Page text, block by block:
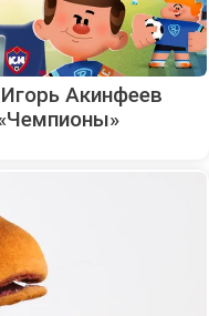
Акинфеев